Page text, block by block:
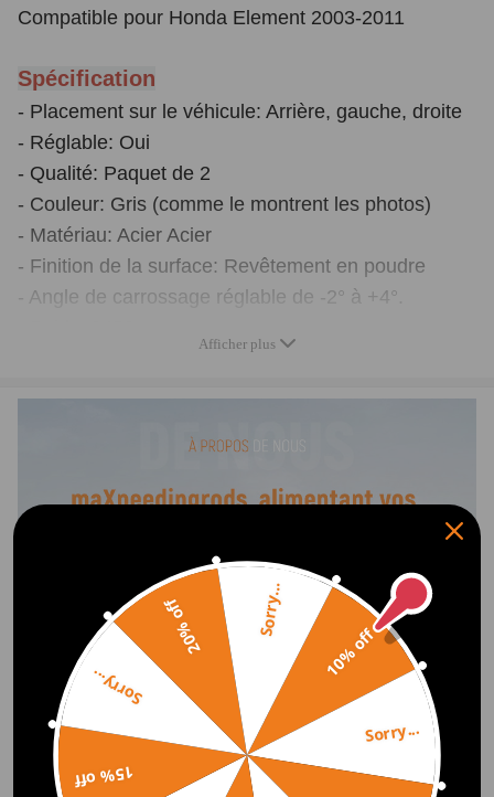
Compatible pour Honda Element 2003-2011
Spécification
- Placement sur le véhicule: Arrière, gauche, droite
- Réglable: Oui
- Qualité: Paquet de 2
- Couleur: Gris (comme le montrent les photos)
- Matériau: Acier Acier
- Finition de la surface: Revêtement en poudre
- Angle de carrossage réglable de -2° à +4°.
- Dimensions de l'emballage: 41.2*16.7*11.5cm
♦ 100% neuf dans sa boîte
♦ Construit en acier pour une performance à la fois
légère et durable.
♦ Bagues en caoutchouc dur pour une sensation et
une expérience de conduite plus directes.
♦ Les bras de carrossage supérieurs sont réglables
pour affiner la tenue de route de votre voiture à
l'arrière. Lors de l'abaissement d'une voiture, ils
éliminent
♦ L'usure prématurée des pneus causée par le fait
que les roues arrière roulent uniquement sur la
Afficher plus
10% off
Sorry...
15% off
Sorry...
20% off Sorry...